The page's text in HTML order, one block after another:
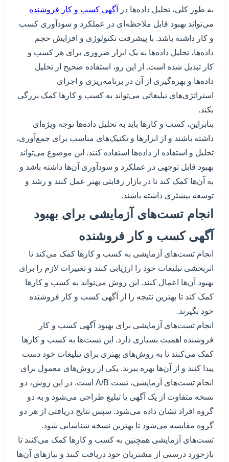
به طور کلی، تحلیل داده‌ها در
آگهی کسب و کار فروشنده
می‌تواند بهبود قابل ملاحظه‌ای در عملکرد و سودآوری کسب
و کار داشته باشد. با پیشرفت تکنولوژی و افزایش حجم
داده‌ها، تحلیل داده‌ها به یک ابزار ضروری برای هر کسب و
کار تبدیل شده است. از این رو، استفاده صحیح از تحلیل
داده‌ها و بهره‌گیری از آن در برنامه‌ریزی و اجرای
استراتژی‌های تبلیغاتی می‌تواند به کسب و کارها کمک بزرگی
بکند.
بنابراین، کسب و کارها باید به تحلیل داده‌ها توجه ویژه‌ای
داشته باشند و از ابزارها و تکنیک‌های مناسب برای جمع‌آوری،
تحلیل و استفاده از داده‌ها استفاده کنند. این موضوع می‌تواند
بهبود قابل توجهی در عملکرد و سودآوری آن‌ها داشته باشد و
به آن‌ها کمک کند تا در بازار رقابتی بهتر عمل کنند و رشد و
توسعه بیشتری داشته باشند.
انجام تست‌های آزمایشی برای بهبود
آگهی کسب و کار فروشنده
انجام تست‌های آزمایشی به کسب و کارها کمک می‌کند تا
اثربخشی تبلیغات خود را ارزیابی کنند و تغییرات لازم را برای
بهبود آن‌ها اعمال کنند. این روش می‌تواند به کسب و کارها
کمک کند تا بهترین نتیجه را از آگهی کسب و کار فروشنده
خود بگیرند.
انجام تست‌های آزمایشی برای بهبود آگهی کسب و کار
فروشنده اهمیت بسیاری دارد. این تست‌ها به کسب و کارها
کمک می‌کنند تا به روش‌های بهتری برای تبلیغات خود دست
پیدا کنند و از آن‌ها بهره ببرند. یکی از روش‌های معمول برای
انجام تست‌های آزمایشی، تست A/B است. در این روش، دو
نسخه متفاوت از یک آگهی یا تبلیغ طراحی می‌شود و به دو
گروه افراد نشان داده می‌شود. سپس نتایج دریافتی از هر دو
گروه مقایسه می‌شود تا بهترین نسخه شناسایی شود.
تست‌های آزمایشی همچنین به کسب و کارها کمک می‌کنند تا
بازخورد درستی از مشتریان خود دریافت کنند و نیازهای آن‌ها